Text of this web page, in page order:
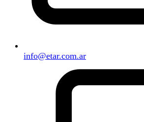
info@etar.com.ar